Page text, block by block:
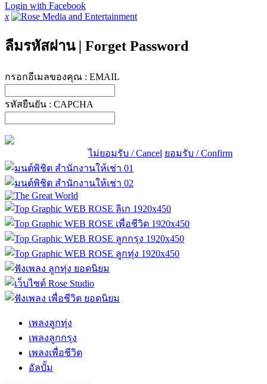
Login with Facebook
x
ลืมรหัสผ่าน | Forget Password
กรอกอีเมลของคุณ : EMAIL
รหัสยืนยัน : CAPCHA
ไม่ยอมรับ / Cancel ยอมรับ / Confirm
เพลงลูกทุ่ง
เพลงลูกกรุง
เพลงเพื่อชีวิต
อัลบั้ม